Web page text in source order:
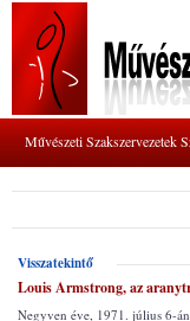
Művészeti Szakszervezetek
Visszatekintő
Louis Armstrong, az
Negyven éve, 1971. július 6-